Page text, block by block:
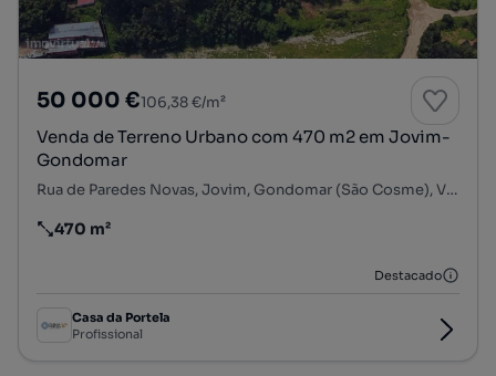
50 000 €106,38 €/m²
Venda de Terreno Urbano com 470 m2 em Jovim-
Gondomar
Rua de Paredes Novas, Jovim, Gondomar (São Cosme), Valbom e Jovim, Gondomar, Porto
Preço por metro quadrado
470 m²
Destacado
Casa da Portela
Profissional